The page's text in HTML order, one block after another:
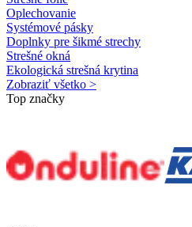
Oplechovanie
Systémové pásky
Doplnky pre šikmé strechy
Strešné okná
Ekologická strešná krytina
Zobraziť všetko >
Top značky